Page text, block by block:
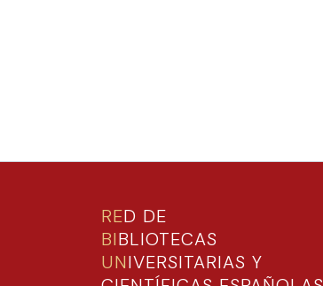
RED DE
BIBLIOTECAS
UNIVERSITARIAS Y